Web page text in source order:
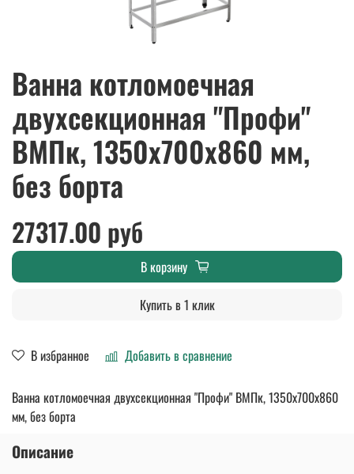
Ванна котломоечная
двухсекционная "Профи"
ВМПк, 1350x700x860 мм,
без борта
В избранное Добавить в сравнение
27317.00 руб
В корзину
Купить в 1 клик
Ванна котломоечная двухсекционная "Профи" ВМПк, 1350x700x860
мм, без борта
Описание